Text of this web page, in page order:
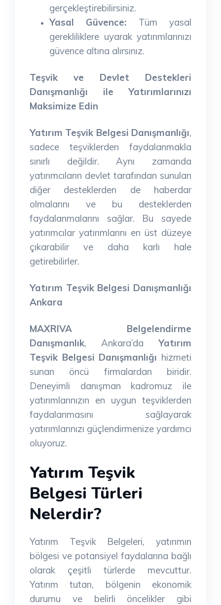
gerçekleştirebilirsiniz.
Yasal Güvence: Tüm yasal
gerekliliklere uyarak yatırımlarınızı
güvence altına alırsınız.
Teşvik ve Devlet Destekleri
Danışmanlığı ile Yatırımlarınızı
Maksimize Edin
Yatırım Teşvik Belgesi Danışmanlığı,
sadece teşviklerden faydalanmakla
sınırlı değildir. Aynı zamanda
yatırımcıların devlet tarafından sunulan
diğer desteklerden de haberdar
olmalarını ve bu desteklerden
faydalanmalarını sağlar. Bu sayede
yatırımcılar yatırımlarını en üst düzeye
çıkarabilir ve daha karlı hale
getirebilirler.
Yatırım Teşvik Belgesi Danışmanlığı
Ankara
MAXRIVA Belgelendirme
Danışmanlık, Ankara’da Yatırım
Teşvik Belgesi Danışmanlığı hizmeti
sunan öncü firmalardan biridir.
Deneyimli danışman kadromuz ile
yatırımlarınızın en uygun teşviklerden
faydalanmasını sağlayarak
yatırımlarınızı güçlendirmenize yardımcı
oluyoruz.
Yatırım Teşvik
Belgesi Türleri
Nelerdir?
Yatırım Teşvik Belgeleri, yatırımın
bölgesi ve potansiyel faydalarına bağlı
olarak çeşitli türlerde mevcuttur.
Yatırım tutarı, bölgenin ekonomik
durumu ve belirli öncelikler gibi